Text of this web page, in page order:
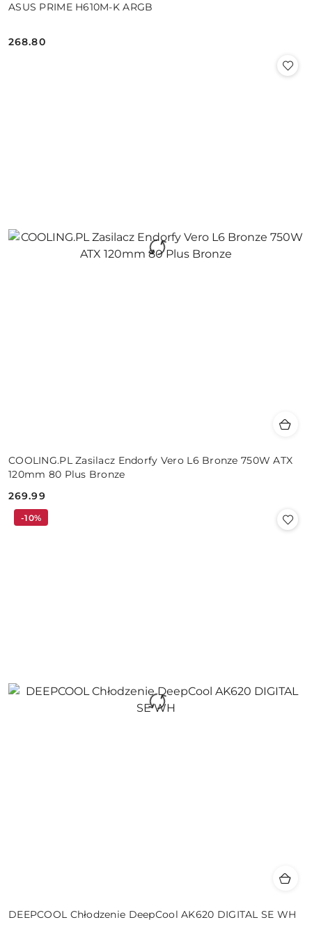
ASUS PRIME H610M-K ARGB
Cena:
268.80
COOLING.PL Zasilacz Endorfy Vero L6 Bronze 750W ATX
120mm 80 Plus Bronze
Cena:
269.99
DEEPCOOL Chłodzenie DeepCool AK620 DIGITAL SE WH
-10%